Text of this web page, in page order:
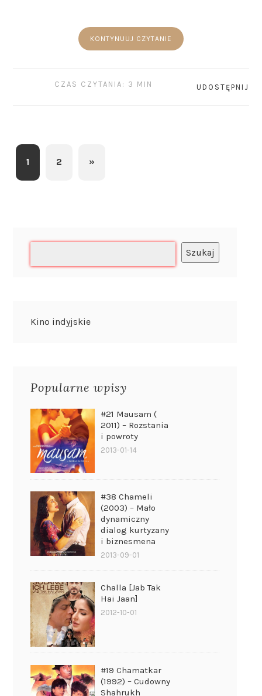
KONTYNUUJ CZYTANIE
CZAS CZYTANIA: 3 MIN UDOSTĘPNIJ
1 2 »
Szukaj
Kino indyjskie
Popularne wpisy
#21 Mausam (
2011) – Rozstania
i powroty
2013-01-14
#38 Chameli
(2003) – Mało
dynamiczny
dialog kurtyzany
i biznesmena
2013-09-01
Challa [Jab Tak
Hai Jaan]
2012-10-01
#19 Chamatkar
(1992) – Cudowny
Shahrukh